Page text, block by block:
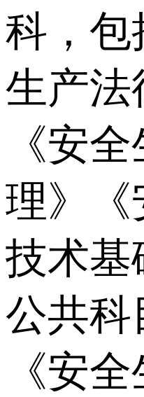
科，包
生产法
《安
理》《
技术基
公共科
《安